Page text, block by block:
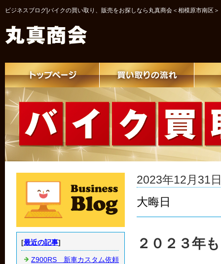
ビジネスブログ|バイクの買い取り、販売をお探しなら丸真商会＜相模原市南区＞
2023年12月31
大晦日
２０２３年
[最近の記事]
Z900RS 新車カスタム依頼